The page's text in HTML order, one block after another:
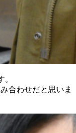
合わせだと思いま